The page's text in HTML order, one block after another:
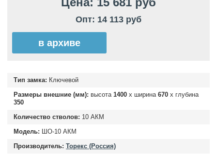
Опт: 14 113 руб
в архиве
Тип замка: Ключевой
Размеры внешние (мм): высота 1400 х ширина 670 х глубина
350
Количество стволов: 10 АКМ
Модель: ШО-10 АКМ
Производитель: Торекс (Россия)